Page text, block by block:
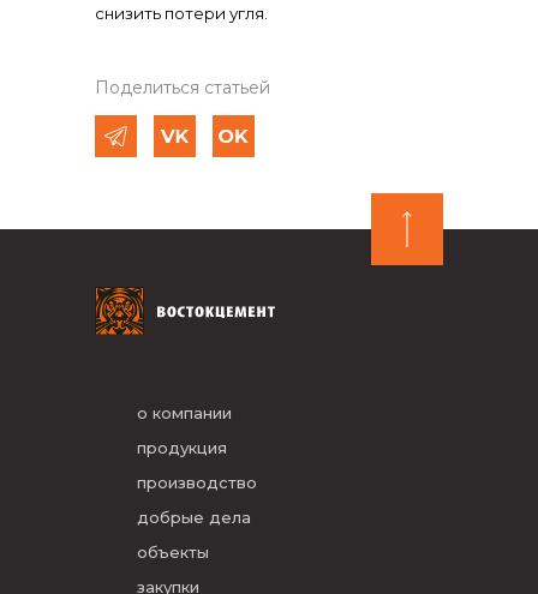
снизить потери угля.
Поделиться статьей
о компании
продукция
производство
добрые дела
объекты
закупки